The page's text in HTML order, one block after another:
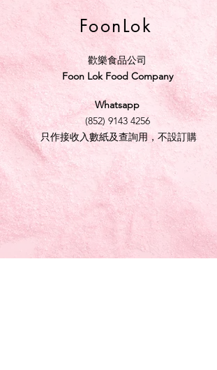
FoonLok
歡樂食品公司
Foon Lok Food Company
Whatsapp
(852) 9143 4256
只作接收入數紙及查詢用，不設訂購